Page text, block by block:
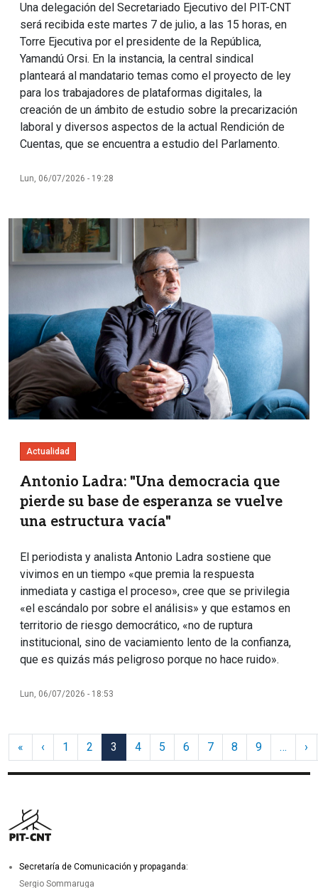
Una delegación del Secretariado Ejecutivo del PIT-CNT
será recibida este martes 7 de julio, a las 15 horas, en
Torre Ejecutiva por el presidente de la República,
Yamandú Orsi. En la instancia, la central sindical
planteará al mandatario temas como el proyecto de ley
para los trabajadores de plataformas digitales, la
creación de un ámbito de estudio sobre la precarización
laboral y diversos aspectos de la actual Rendición de
Cuentas, que se encuentra a estudio del Parlamento.
Lun, 06/07/2026 - 19:28
Imagen
Actualidad
Antonio Ladra: "Una democracia que
pierde su base de esperanza se vuelve
una estructura vacía"
El periodista y analista Antonio Ladra sostiene que
vivimos en un tiempo «que premia la respuesta
inmediata y castiga el proceso», cree que se privilegia
«el escándalo por sobre el análisis» y que estamos en
territorio de riesgo democrático, «no de ruptura
institucional, sino de vaciamiento lento de la confianza,
que es quizás más peligroso porque no hace ruido».
Lun, 06/07/2026 - 18:53
Paginación
« Primera página
‹ Página anterior
1 2 3 4 5 6 7 8 9 … ›
Secretaría de Comunicación y propaganda:
Sergio Sommaruga